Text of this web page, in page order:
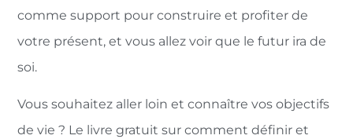
comme support pour construire et profiter de
votre présent, et vous allez voir que le futur ira de
soi.
Vous souhaitez aller loin et connaître vos objectifs
de vie ? Le livre gratuit sur comment définir et